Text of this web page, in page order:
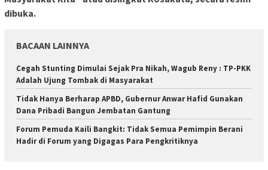
dibuka.
BACAAN LAINNYA
Cegah Stunting Dimulai Sejak Pra Nikah, Wagub Reny : TP-PKK
Adalah Ujung Tombak di Masyarakat
Tidak Hanya Berharap APBD, Gubernur Anwar Hafid Gunakan
Dana Pribadi Bangun Jembatan Gantung
Forum Pemuda Kaili Bangkit: Tidak Semua Pemimpin Berani
Hadir di Forum yang Digagas Para Pengkritiknya